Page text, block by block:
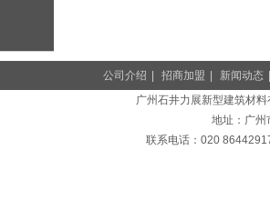
公司介绍 招商加盟 新闻动态
广州石井力展新型建筑材
地址：广州
联系电话：020